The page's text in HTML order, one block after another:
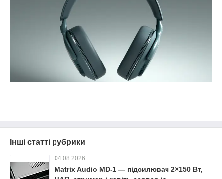
Інші статті рубрики
04.08.2026
Matrix Audio MD-1 — підсилювач 2×150 Вт,